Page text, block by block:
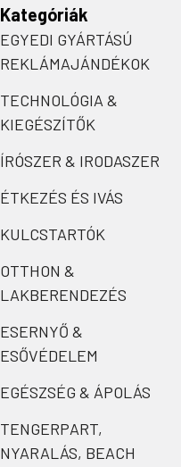
Kategóriák
EGYEDI GYÁRTÁSÚ
REKLÁMAJÁNDÉKOK
TECHNOLÓGIA &
KIEGÉSZÍTŐK
ÍRÓSZER & IRODASZER
ÉTKEZÉS ÉS IVÁS
KULCSTARTÓK
OTTHON &
LAKBERENDEZÉS
ESERNYŐ &
ESŐVÉDELEM
EGÉSZSÉG & ÁPOLÁS
TENGERPART,
NYARALÁS, BEACH